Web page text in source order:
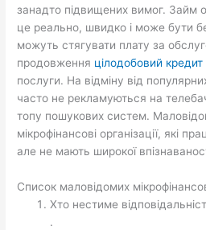
занадто підвищених вимог. Займ
це реально, швидко і може бути
можуть стягувати плату за
продовження цілодобовий
послуги. На відміну від
часто не рекламуються на
топу пошукових систем.
мікрофінансові організації, які
але не мають широкої
Список маловідомих
Хто нестиме
.